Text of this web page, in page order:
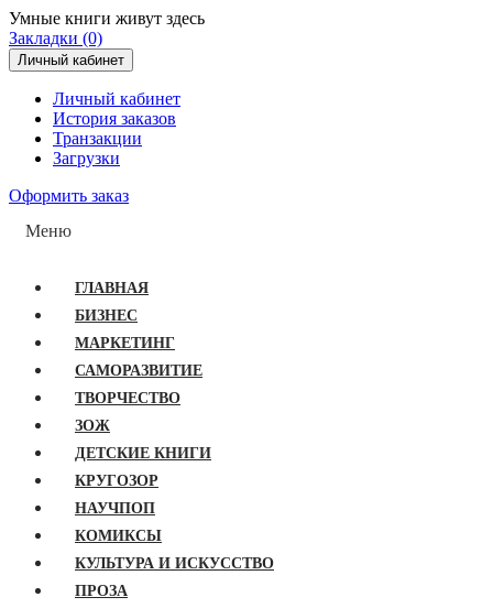
Умные книги живут здесь
Закладки (0)
Личный кабинет
Личный кабинет
История заказов
Транзакции
Загрузки
Оформить заказ
Меню
ГЛАВНАЯ
БИЗНЕС
МАРКЕТИНГ
САМОРАЗВИТИЕ
ТВОРЧЕСТВО
ЗОЖ
ДЕТСКИЕ КНИГИ
КРУГОЗОР
НАУЧПОП
КОМИКСЫ
КУЛЬТУРА И ИСКУССТВО
ПРОЗА